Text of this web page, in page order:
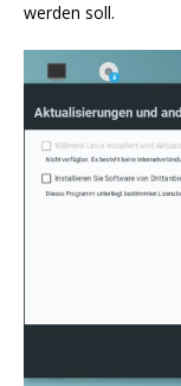
werden soll.